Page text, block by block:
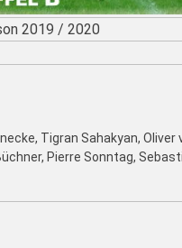
2019 / 2020
Tigran Sahakyan, Oliver
Pierre Sonntag,